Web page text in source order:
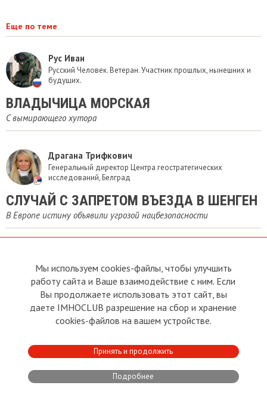
Еще по теме
Рус Иван
Русский Человек. Ветеран. Участник прошлых, нынешних и
будущих.
ВЛАДЫЧИЦА МОРСКАЯ
C вымирающего хутора
Драгана Трифкович
Генеральный директор Центра геостратегических
исследований, Белград
СЛУЧАЙ С ЗАПРЕТОМ ВЪЕЗДА В ШЕНГЕН
В Европе истину объявили угрозой нацбезопасности
​ТЕРПЕНИЕ ЕВРОПЕЙЦЕВ НА ИСХОДЕ
Экономист Гюнтер Шнабль — о причинах системного кризиса ЕС
Татьяна Стоянович
Мы используем cookies-файлы, чтобы улучшить
работу сайта и Ваше взаимодействие с ним. Если
Вы продолжаете использовать этот сайт, вы
даете IMHOCLUB разрешение на сбор и хранение
cookies-файлов на вашем устройстве.
Принять и продолжить
Подробнее